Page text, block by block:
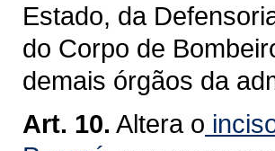
Estado, da
do Corpo de
demais órgãos da
Art. 10. Altera o